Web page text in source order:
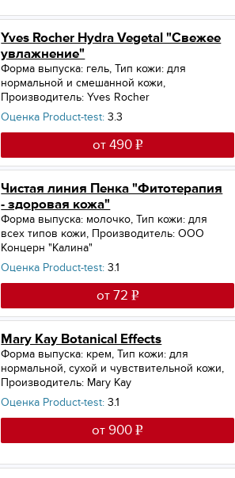
Yves Rocher Hydra Vegetal "Свежее
увлажнение"
Форма выпуска: гель,Тип кожи: для
нормальной и смешанной кожи,
Производитель: Yves Rocher
от 490
Оценка Product-test: 3.3
Чистая линия Пенка "Фитотерапия
- здоровая кожа"
Форма выпуска: молочко,Тип кожи: для
всех типов кожи, Производитель: ООО
Концерн "Калина"
от 72
Оценка Product-test: 3.1
Mary Kay Botanical Effects
Форма выпуска: крем,Тип кожи: для
нормальной, сухой и чувствительной кожи,
Производитель: Mary Kay
от 900
Оценка Product-test: 3.1